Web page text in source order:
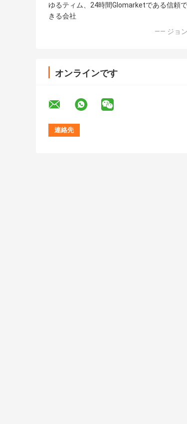
ゆるティム、24時間Glomarketである信頼で
きる会社
—— ジョン
オンラインです